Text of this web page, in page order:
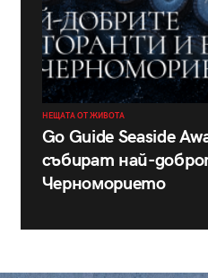
НЕЩАТА ОТ ЖИВОТА
Go Guide Seaside
събират най-
Черноморието